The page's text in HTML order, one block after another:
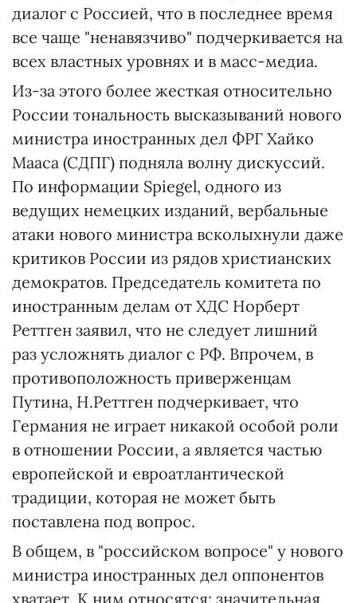
диалог с Россией, что в последнее время
все чаще "ненавязчиво" подчеркивается на
всех властных уровнях и в масс-медиа.
Из-за этого более жесткая относительно
России тональность высказываний нового
министра иностранных дел ФРГ Хайко
Мааса (СДПГ) подняла волну дискуссий.
По информации Spiegel, одного из
ведущих немецких изданий, вербальные
атаки нового министра всколыхнули даже
критиков России из рядов христианских
демократов. Председатель комитета по
иностранным делам от ХДС Норберт
Реттген заявил, что не следует лишний
раз усложнять диалог с РФ. Впрочем, в
противоположность приверженцам
Путина, Н.Реттген подчеркивает, что
Германия не играет никакой особой роли
в отношении России, а является частью
европейской и евроатлантической
традиции, которая не может быть
поставлена под вопрос.
В общем, в "российском вопросе" у нового
министра иностранных дел оппонентов
хватает. К ним относятся: значительная